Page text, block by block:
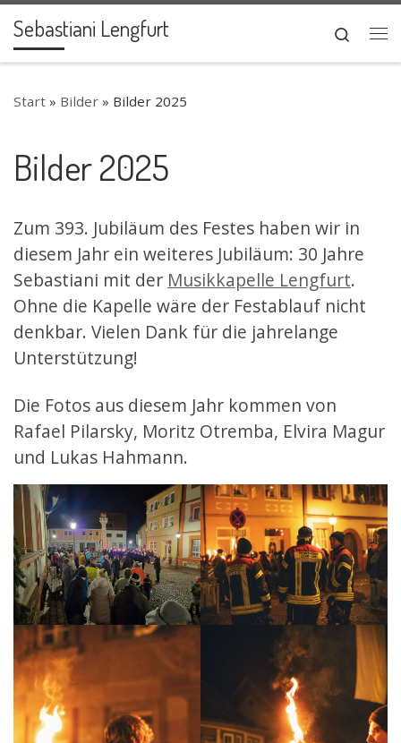
Zum Inhalt springen
Sebastiani Lengfurt
Search
Start » Bilder » Bilder 2025
Bilder 2025
Zum 393. Jubiläum des Festes haben wir in
diesem Jahr ein weiteres Jubiläum: 30 Jahre
Sebastiani mit der Musikkapelle Lengfurt.
Ohne die Kapelle wäre der Festablauf nicht
denkbar. Vielen Dank für die jahrelange
Unterstützung!
Die Fotos aus diesem Jahr kommen von
Rafael Pilarsky, Moritz Otremba, Elvira Magur
und Lukas Hahmann.